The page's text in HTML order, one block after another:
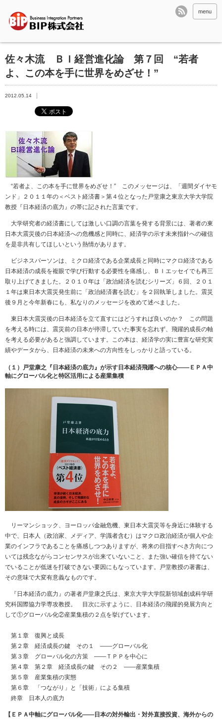
menu
佐々木流 ＢＩ経営進化論 第７回 “若者
よ、この本を手に世界をめざせ！”
2012.05.14
“若者よ、この本を手に世界をめざせ！” このメッセージは、「週間ダイヤモ
ンド」２０１１年の＜ベスト経済書＞第４位となった戸堂康之東京大学大学院
教授『日本経済の底力』の帯に記された言葉です。
大学研究者の経済書にしては激しい口調の言葉を発する背景には、著者の東
日本大震災後の日本経済への危機感と同時に、経済学の示す未来指針への確信
を是非共有してほしいという熱情があります。
ビジネスパーソンは、ミクロ経済である企業成長と同時にマクロ経済である
日本経済の成長を複眼で学び行動する必要性を痛感し、ＢＩエッセイでも再三
取り上げてきました。２０１０年は「政治経済を読むシリーズ」６回、２０１
１年は東日本大震災発生前に「政治経済書を読む」を２回執筆しました。震災
後９月と今年新春にも、私なりのメッセージを改めて述べました。
東日本大震災後の日本経済を立て直すにはどうすれば良いのか？ この問題
を考える時には、震災前の日本が停滞していた事実を忘れず、飛躍的成長の軸
を考える必要があると強調しています。この本は、経済学の実に豊富な研究実
績やデータから、日本経済の未来への方向性をしっかりと語っている。
（１）戸堂康之『日本経済の底力』が示す日本経済飛躍への核心――ＥＰＡ中
軸にグローバル化と特区活用による産業集積
リーマンショック、ヨーロッパ金融危機、東日本大震災等を身近に体験する
中で、日本人（政治家、メディア、学識者含む）はマクロ政治経済が個人や企
業のインフラであることを痛感しつつありますが、将来の目指すべき方向につ
いては残念ながらコンセンサスが出来ていないこと、また強い確信を持てない
でいることが低迷を打破できない要因にもなっています。戸堂教授の著書は、
その意味で大変有意義なものです。
『日本経済の底力』の著者戸堂康之氏は、東京大学大学院新領域創成科学研
究科国際協力学専攻教授。 目次に示すように、日本経済の飛躍的発展方向と
して①グローバル化②産業集積の２点を挙げています。
第１章 復興と成長
第２章 経済成長の鍵 その１ ――グローバル化
第３章 グローバル化の方策 ――ＴＰＰを中心に
第４章 第２章 経済成長の鍵 その２ ――産業集積
第５章 産業集積の実態
第６章 「つながり」と「技術」による集積
終章 日本人の底力
【ＥＰＡ中軸にグローバル化――日本の対外輸出・対外直接投資、海外からの